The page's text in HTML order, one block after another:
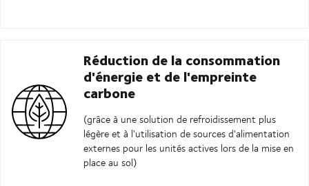
Réduction de la consommation
d'énergie et de l'empreinte
carbone
(grâce à une solution de refroidissement plus
légère et à l'utilisation de sources d'alimentation
externes pour les unités actives lors de la mise en
place au sol)